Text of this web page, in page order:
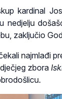
kardinal
nedjelju
zaključio
najmlađi
zbora